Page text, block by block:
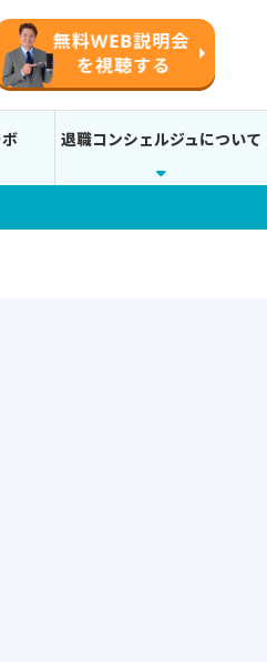
退職コンシェルジュについて